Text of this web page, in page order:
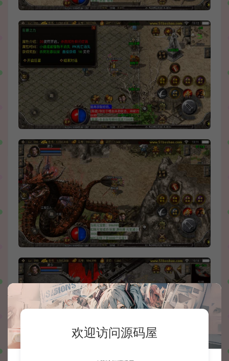
欢迎访问源码屋